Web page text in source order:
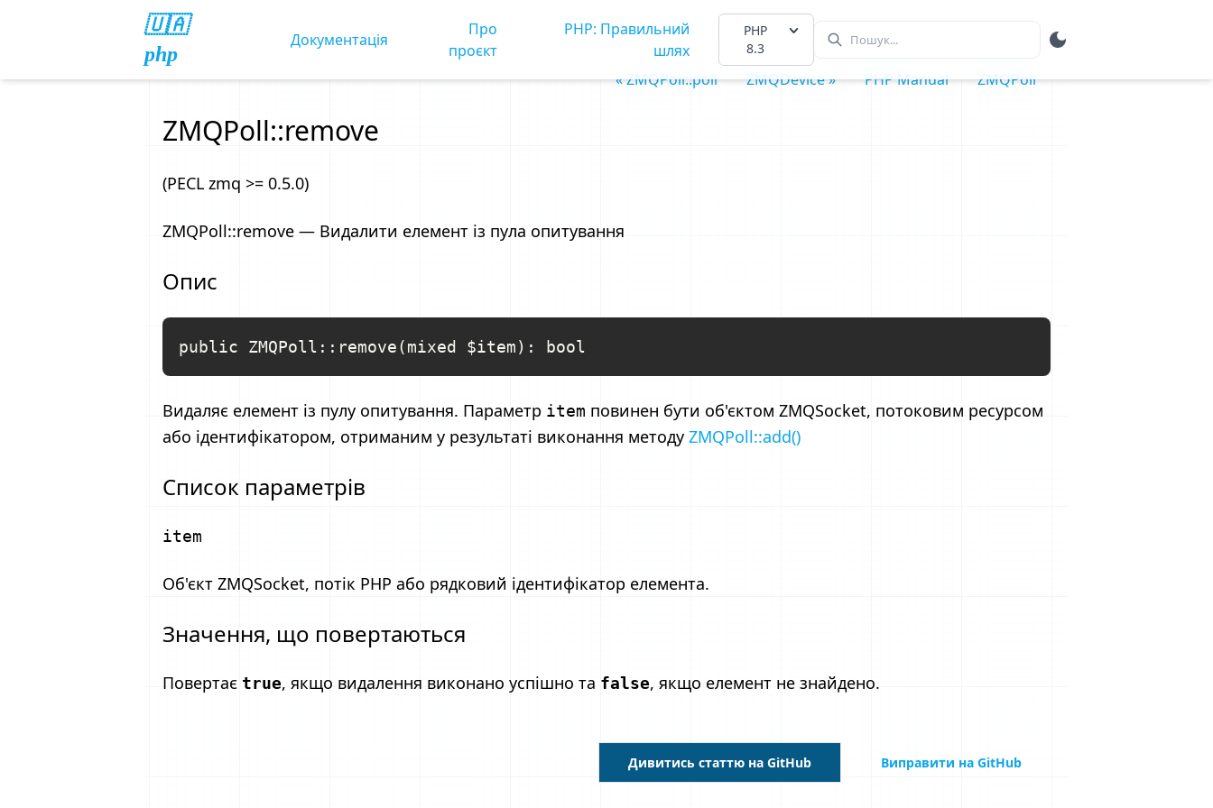
🇺🇦
php
Документація
Про
проєкт
PHP: Правильний
шлях
PHP
8.3
« ZMQPoll::poll ZMQDevice » PHP Manual ZMQPoll
ZMQPoll::remove
(PECL zmq >= 0.5.0)
ZMQPoll::remove — Видалити елемент із пула опитування
Опис
Видаляє елемент із пулу опитування. Параметр item повинен бути об'єктом ZMQSocket, потоковим ресурсом
або ідентифікатором, отриманим у результаті виконання методу ZMQPoll::add()
Список параметрів
item
Об'єкт ZMQSocket, потік PHP або рядковий ідентифікатор елемента.
Значення, що повертаються
Повертає true, якщо видалення виконано успішно та false, якщо елемент не знайдено.
Дивитись статтю на GitHub Виправити на GitHub